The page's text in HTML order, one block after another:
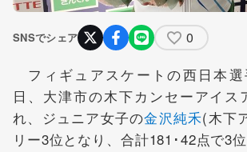
SNSでシェア 0
フィギュアスケートの西日本
日、大津市の木下カンセーアイス
れ、ジュニア女子の金沢純禾(木下
リー3位となり、合計181･42点で3位